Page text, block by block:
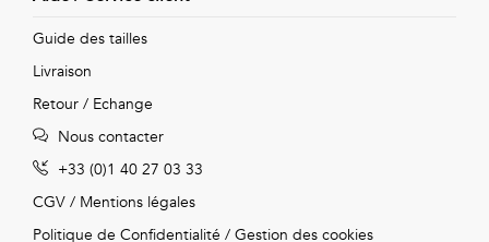
Guide des tailles
Livraison
Retour / Echange
Nous contacter
+33 (0)1 40 27 03 33
CGV / Mentions légales
Politique de Confidentialité / Gestion des cookies